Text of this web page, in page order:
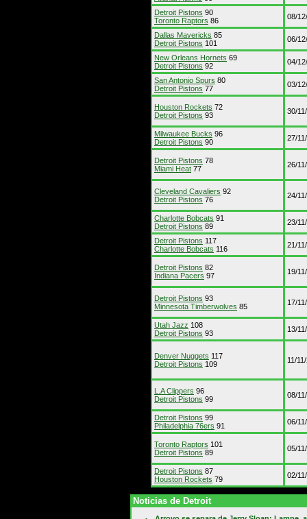
Detroit Pistons 90
Toronto Raptors 86 08/
Dallas Mavericks 85
Detroit Pistons 101 06/
New Orleans Hornets 69
Detroit Pistons 92 04/
San Antonio Spurs 80
Detroit Pistons 77 03/
Houston Rockets 72
Detroit Pistons 93 30/
Milwaukee Bucks 96
Detroit Pistons 90 27/
Detroit Pistons 78
Miami Heat 77 26/
Cleveland Cavaliers 92
Detroit Pistons 76 24/
Charlotte Bobcats 91
Detroit Pistons 89 23/
Detroit Pistons 117
Charlotte Bobcats 116 21/
Detroit Pistons 82
Indiana Pacers 97 19/
Detroit Pistons 93
Minnesota Timberwolves 85 17/
Utah Jazz 108
Detroit Pistons 93 13/
Denver Nuggets 117
Detroit Pistons 109 11/
L.A Clippers 96
Detroit Pistons 99 08/
Detroit Pistons 99
Philadelphia 76ers 91 06/
Toronto Raptors 101
Detroit Pistons 89 05/
Detroit Pistons 87
Houston Rockets 79 02/
Noticias de Detroit